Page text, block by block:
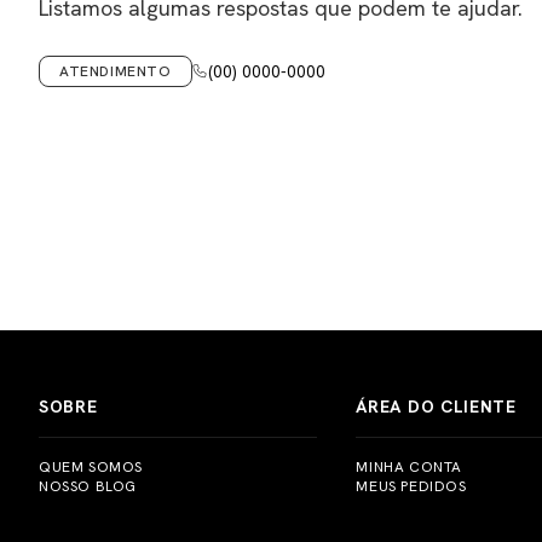
Listamos algumas respostas que podem te ajudar.
ATENDIMENTO (00) 0000-0000
SOBRE
QUEM SOMOS
NOSSO BLOG
ÁREA DO CLIENTE
MINHA CONTA
MEUS PEDIDOS